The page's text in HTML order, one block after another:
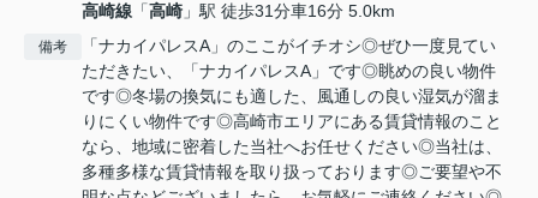
高崎線 「高崎 」駅 徒歩31分車16分 5.0km
備考
「ナカイパレスA」のここがイチオシ◎ぜひ一度見てい
ただきたい、「ナカイパレスA」です◎眺めの良い物件
です◎冬場の換気にも適した、風通しの良い湿気が溜ま
りにくい物件です◎高崎市エリアにある賃貸情報のこと
なら、地域に密着した当社へお任せください◎当社は、
多種多様な賃貸情報を取り扱っております◎ご要望や不